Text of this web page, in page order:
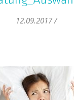
12.09.2017 /